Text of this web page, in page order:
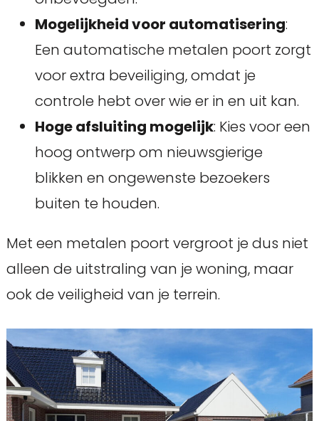
Mogelijkheid voor automatisering:
Een automatische metalen poort zorgt
voor extra beveiliging, omdat je
controle hebt over wie er in en uit kan.
Hoge afsluiting mogelijk: Kies voor een
hoog ontwerp om nieuwsgierige
blikken en ongewenste bezoekers
buiten te houden.
Met een metalen poort vergroot je dus niet
alleen de uitstraling van je woning, maar
ook de veiligheid van je terrein.